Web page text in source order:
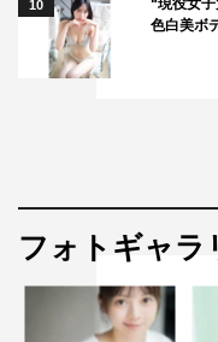
10
色白美ボ
フォトギャラ